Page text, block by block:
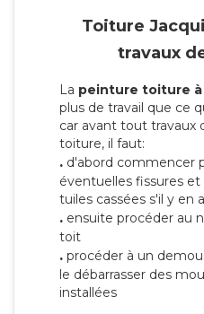
Toiture
travaux
La peinture toiture à
plus de travail que ce
car avant tout travaux
toiture, il faut:
. d'abord commencer
éventuelles fissures
tuiles cassées s'il y en
. ensuite procéder au
toit
. procéder à un
le débarrasser des
installées